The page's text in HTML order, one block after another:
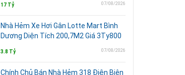
17 Tỷ 07/08/2026
Nhà Hẻm Xe Hơi Gân Lotte Mart Bình
Dương Diện Tích 200,7M2 Giá 3Ty800
3.8 Tỷ 07/08/2026
Chính Chủ Bán Nhà Hẻm 318 Điện Biên